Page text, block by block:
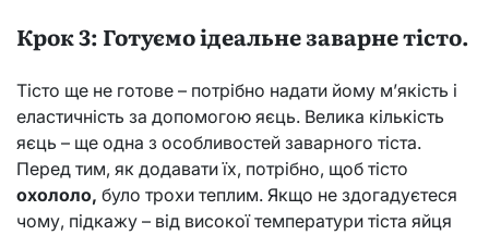
Крок 3: Готуємо ідеальне заварне тісто.
Тісто ще не готове – потрібно надати йому м’якість і
еластичність за допомогою яєць. Велика кількість
яєць – ще одна з особливостей заварного тіста.
Перед тим, як додавати їх, потрібно, щоб тісто
охололо, було трохи теплим. Якщо не здогадуєтеся
чому, підкажу – від високої температури тіста яйця